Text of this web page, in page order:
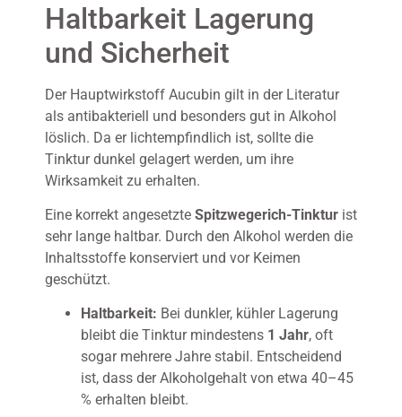
Haltbarkeit Lagerung
und Sicherheit
Der Hauptwirkstoff Aucubin gilt in der Literatur
als antibakteriell und besonders gut in Alkohol
löslich. Da er lichtempfindlich ist, sollte die
Tinktur dunkel gelagert werden, um ihre
Wirksamkeit zu erhalten.
Eine korrekt angesetzte Spitzwegerich-Tinktur ist
sehr lange haltbar. Durch den Alkohol werden die
Inhaltsstoffe konserviert und vor Keimen
geschützt.
Haltbarkeit: Bei dunkler, kühler Lagerung
bleibt die Tinktur mindestens 1 Jahr, oft
sogar mehrere Jahre stabil. Entscheidend
ist, dass der Alkoholgehalt von etwa 40–45
% erhalten bleibt.